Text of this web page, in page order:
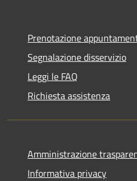
Prenotazione
Segnalazione disservizio
Leggi le FAQ
Richiesta assistenza
Amministrazione
Informativa privacy